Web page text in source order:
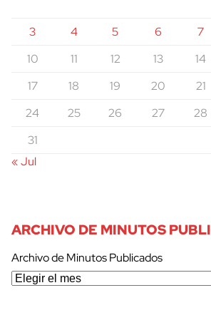
3
4 5 6 7
10
11 12 13 14
17
18 19 20 21
24
25 26 27 28
31
« Jul
ARCHIVO DE MINUTOS
Archivo de Minutos Publicados